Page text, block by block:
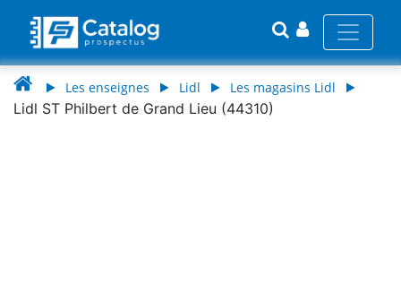
Les enseignes Lidl Les magasins Lidl
Lidl ST Philbert de Grand Lieu (44310)